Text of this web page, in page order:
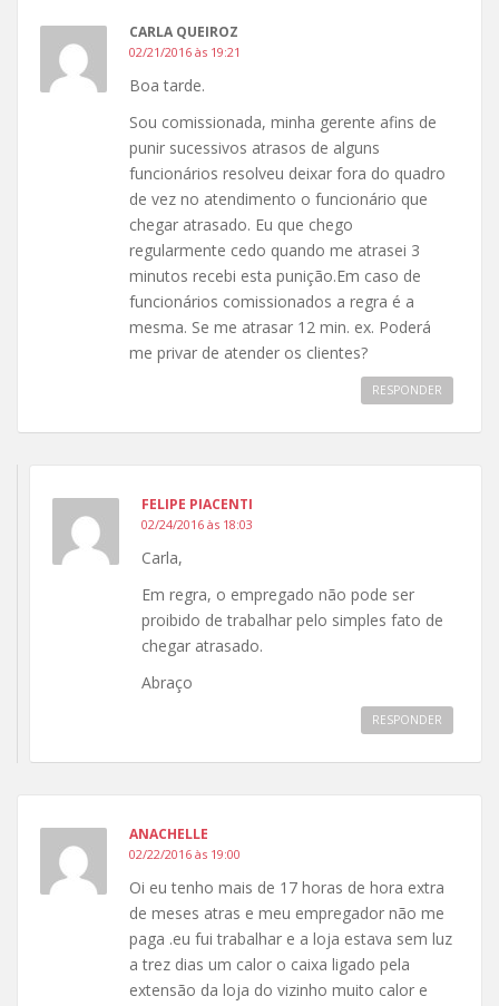
CARLA QUEIROZ
02/21/2016 às 19:21
Boa tarde.
Sou comissionada, minha gerente afins de
punir sucessivos atrasos de alguns
funcionários resolveu deixar fora do quadro
de vez no atendimento o funcionário que
chegar atrasado. Eu que chego
regularmente cedo quando me atrasei 3
minutos recebi esta punição.Em caso de
funcionários comissionados a regra é a
mesma. Se me atrasar 12 min. ex. Poderá
me privar de atender os clientes?
RESPONDER
FELIPE PIACENTI
02/24/2016 às 18:03
Carla,
Em regra, o empregado não pode ser
proibido de trabalhar pelo simples fato de
chegar atrasado.
Abraço
RESPONDER
ANACHELLE
02/22/2016 às 19:00
Oi eu tenho mais de 17 horas de hora extra
de meses atras e meu empregador não me
paga .eu fui trabalhar e a loja estava sem luz
a trez dias um calor o caixa ligado pela
extensão da loja do vizinho muito calor e